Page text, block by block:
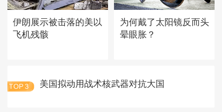
伊朗展示被击落的美以
飞机残骸
为何戴了太阳镜反而头
晕眼胀？
TOP 3 美国拟动用战术核武器对抗大国